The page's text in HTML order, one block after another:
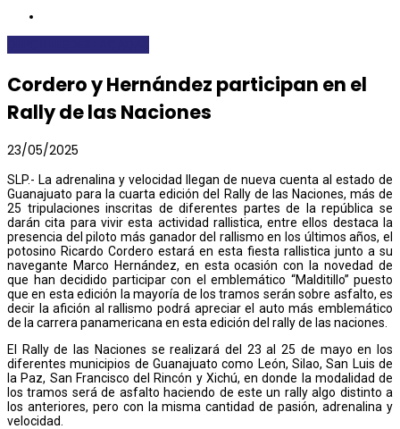
Cordero y Hernández participan en el
Rally de las Naciones
23/05/2025
SLP.- La adrenalina y velocidad llegan de nueva cuenta al estado de
Guanajuato para la cuarta edición del Rally de las Naciones, más de
25 tripulaciones inscritas de diferentes partes de la república se
darán cita para vivir esta actividad rallistica, entre ellos destaca la
presencia del piloto más ganador del rallismo en los últimos años, el
potosino Ricardo Cordero estará en esta fiesta rallistica junto a su
navegante Marco Hernández, en esta ocasión con la novedad de
que han decidido participar con el emblemático “Malditillo” puesto
que en esta edición la mayoría de los tramos serán sobre asfalto, es
decir la afición al rallismo podrá apreciar el auto más emblemático
de la carrera panamericana en esta edición del rally de las naciones.
El Rally de las Naciones se realizará del 23 al 25 de mayo en los
diferentes municipios de Guanajuato como León, Silao, San Luis de
la Paz, San Francisco del Rincón y Xichú, en donde la modalidad de
los tramos será de asfalto haciendo de este un rally algo distinto a
los anteriores, pero con la misma cantidad de pasión, adrenalina y
velocidad.